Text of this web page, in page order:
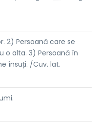
2) Persoană care se
o alta. 3) Persoană în
însuți. /Cuv. lat.